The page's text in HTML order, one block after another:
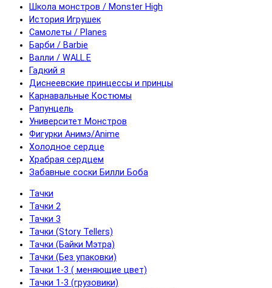
Школа монстров / Monster High
История Игрушек
Самолеты / Planes
Барби / Barbie
Валли / WALL.E
Гадкий я
Диснеевские принцессы и принцы
Карнавальные Костюмы
Рапунцель
Университет Монстров
Фигурки Анимэ/Anime
Холодное сердце
Храбрая сердцем
Забавные соски Билли Боба
Тачки
Тачки 2
Тачки 3
Тачки (Story Tellers)
Тачки (Байки Мэтра)
Тачки (Без упаковки)
Тачки 1-3 ( меняющие цвет)
Тачки 1-3 (грузовики)